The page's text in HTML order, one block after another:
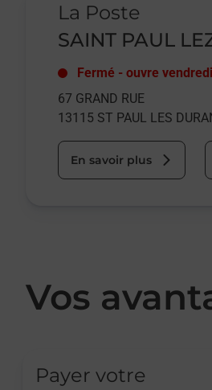
La Poste
SAINT PAUL
Fermé - ouvre
67 GRAND RUE
13115 ST PAUL LES
En savoir plus
Vos
Payer votre